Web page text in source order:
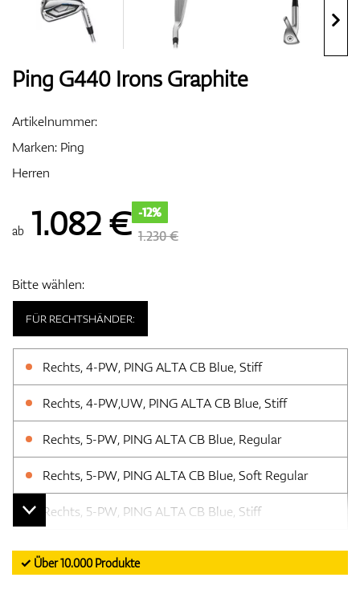
Bags
Ping G440 Irons Graphite
Artikelnummer:
Marken: Ping
Herren
ab 1.082€ -12%
1.230 €
Bitte wählen:
FÜR RECHTSHÄNDER:
Rechts, 4-PW, PING ALTA CB Blue, Stiff
Rechts, 4-PW,UW, PING ALTA CB Blue, Stiff
Rechts, 5-PW, PING ALTA CB Blue, Regular
Rechts, 5-PW, PING ALTA CB Blue, Soft Regular
Rechts, 5-PW, PING ALTA CB Blue, Stiff
✓ Über 10.000 Produkte